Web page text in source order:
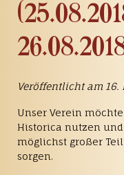
Veröffentlicht am 16.
Unser Verein
Historica nutzen und
möglichst großer
sorgen.